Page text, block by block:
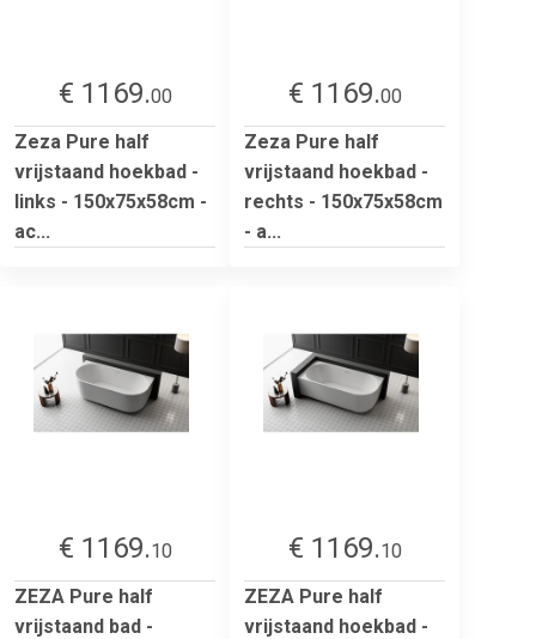
€ 1169.00
Zeza Pure half
vrijstaand hoekbad -
links - 150x75x58cm -
ac...
€ 1169.00
Zeza Pure half
vrijstaand hoekbad -
rechts - 150x75x58cm
- a...
€ 1169.10
ZEZA Pure half
vrijstaand bad -
€ 1169.10
ZEZA Pure half
vrijstaand hoekbad -